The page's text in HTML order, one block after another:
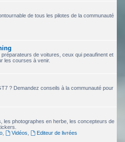
de tous les pilotes de la communauté
de voitures, ceux qui peaufinent et
les courses à venir.
? Demandez conseils à la communauté pour
les photographes en herbe, les concepteurs de
, Vidéos
Editeur de livrées